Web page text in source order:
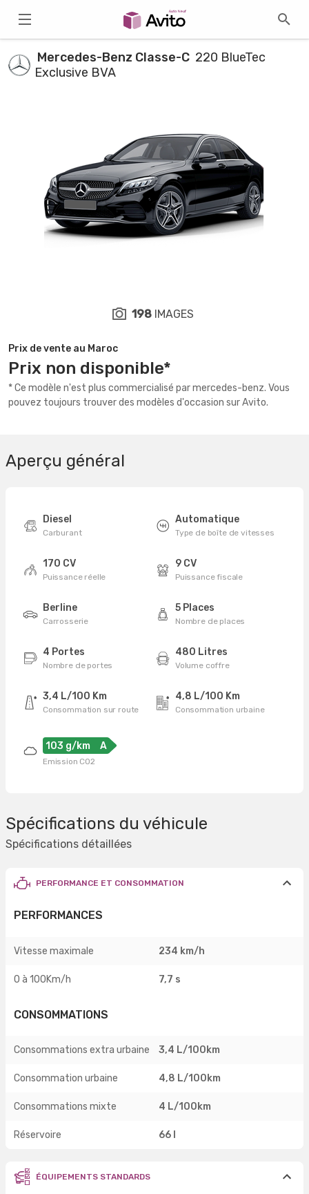
Mercedes-Benz Classe-C 220 BlueTec
Exclusive BVA
Prix de vente au Maroc
Prix non disponible*
* Ce modèle n'est plus commercialisé par mercedes-benz. Vous
pouvez toujours trouver des modèles d'occasion sur Avito.
198 IMAGES
Aperçu général
Diesel
Carburant
Automatique
Type de boîte de vitesses
170 CV
Puissance réelle
9 CV
Puissance fiscale
Berline
Carrosserie
5 Places
Nombre de places
4 Portes
Nombre de portes
480 Litres
Volume coffre
3,4 L/100 Km
Consommation sur route
4,8 L/100 Km
Consommation urbaine
103 g/km A
Emission CO2
Spécifications du véhicule
Spécifications détaillées
PERFORMANCE ET CONSOMMATION
PERFORMANCES
Vitesse maximale 234 km/h
0 à 100Km/h 7,7 s
CONSOMMATIONS
Consommations extra urbaine 3,4 L/100km
Consommation urbaine 4,8 L/100km
Consommations mixte 4 L/100km
Réservoire 66 l
ÉQUIPEMENTS STANDARDS